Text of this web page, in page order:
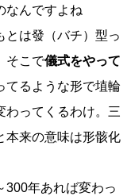
んですよね
とは發（バチ）型っ
そこで儀式をやって
てるような形で埴輪
わってくるわけ。三
本来の意味は形骸化
300年あれば変わっ